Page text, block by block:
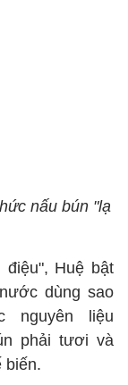
nấu bún "lạ
Huệ bật
dùng sao
nguyên liệu
phải tươi và
biến.